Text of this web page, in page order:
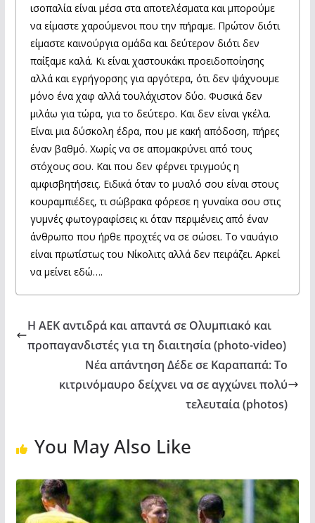
ισοπαλία είναι μέσα στα αποτελέσματα και μπορούμε
να είμαστε χαρούμενοι που την πήραμε. Πρώτον διότι
είμαστε καινούργια ομάδα και δεύτερον διότι δεν
παίξαμε καλά. Κι είναι χαστουκάκι προειδοποίησης
αλλά και εγρήγορσης για αργότερα, ότι δεν ψάχνουμε
μόνο ένα χαφ αλλά τουλάχιστον δύο. Φυσικά δεν
μιλάω για τώρα, για το δεύτερο. Και δεν είναι γκέλα.
Είναι μια δύσκολη έδρα, που με κακή απόδοση, πήρες
έναν βαθμό. Χωρίς να σε απομακρύνει από τους
στόχους σου. Και που δεν φέρνει τριγμούς η
αμφισβητήσεις. Ειδικά όταν το μυαλό σου είναι στους
κουραμπιέδες, τι σώβρακα φόρεσε η γυναίκα σου στις
γυμνές φωτογραφίσεις κι όταν περιμένεις από έναν
άνθρωπο που ήρθε προχτές να σε σώσει. Το ναυάγιο
είναι πρωτίστως του Νίκολιτς αλλά δεν πειράζει. Αρκεί
να μείνει εδώ….
Η ΑΕΚ αντιδρά και απαντά σε Ολυμπιακό και
προπαγανδιστές για τη διαιτησία (photo-video)
Νέα απάντηση Δέδε σε Καραπαπά: Το
κιτρινόμαυρο δείχνει να σε αγχώνει πολύ
τελευταία (photos)
You May Also Like